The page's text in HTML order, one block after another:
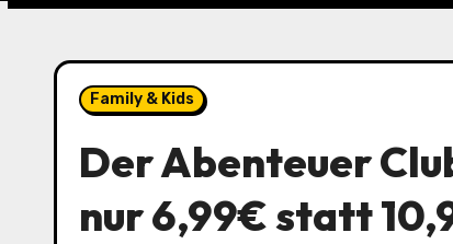
Family & Kids
Der Abenteuer
nur 6,99€ statt